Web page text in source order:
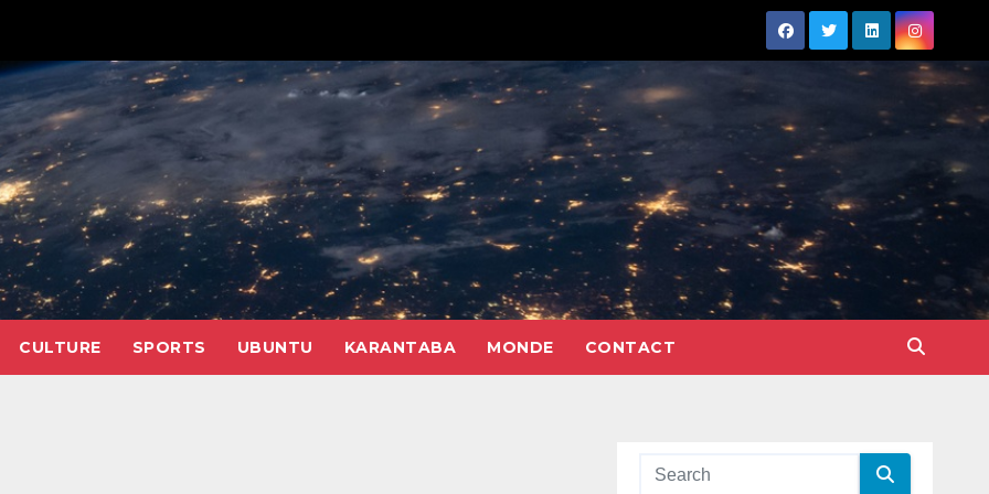
CULTURE SPORTS UBUNTU KARANTABA MONDE CONTACT